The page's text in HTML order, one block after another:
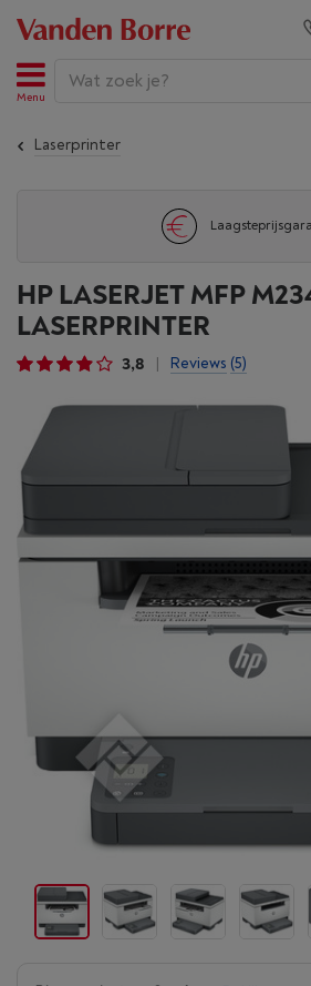
Menu
Laserprinter
HP LASERJET MFP
LASERPRINTER
3,8 Reviews (5)